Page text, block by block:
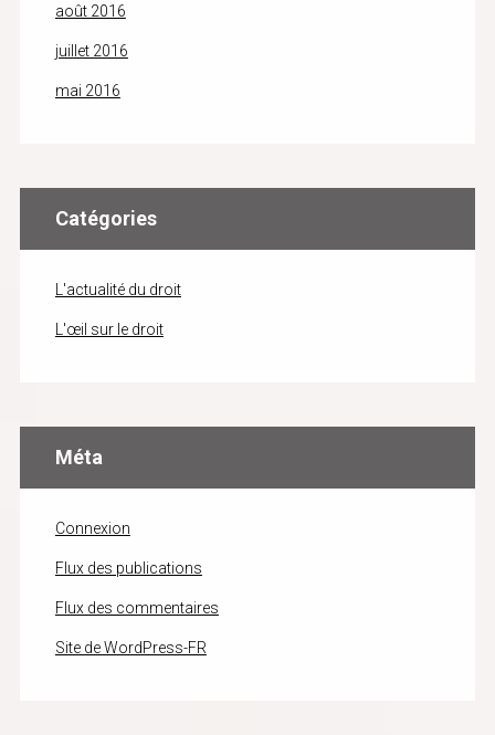
août 2016
juillet 2016
mai 2016
Catégories
L'actualité du droit
L'œil sur le droit
Méta
Connexion
Flux des publications
Flux des commentaires
Site de WordPress-FR